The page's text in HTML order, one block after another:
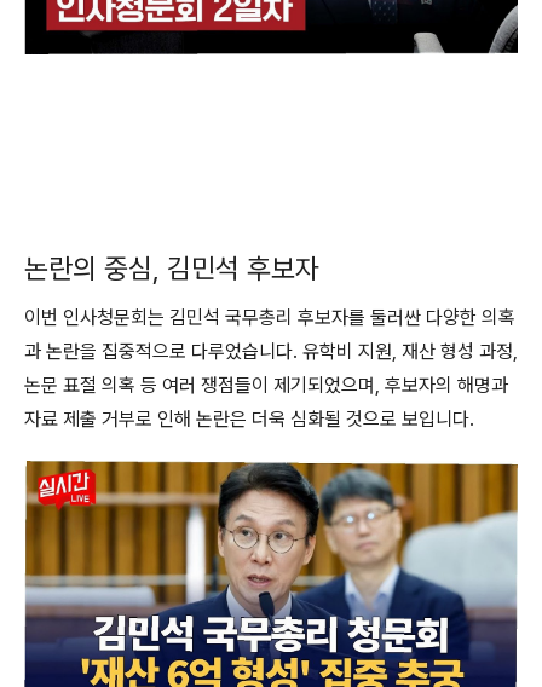
논란의 중심, 김민석 후보자
이번 인사청문회는 김민석 국무총리 후보자를 둘러싼 다양한 의혹
과 논란을 집중적으로 다루었습니다. 유학비 지원, 재산 형성 과정,
논문 표절 의혹 등 여러 쟁점들이 제기되었으며, 후보자의 해명과
자료 제출 거부로 인해 논란은 더욱 심화될 것으로 보입니다.